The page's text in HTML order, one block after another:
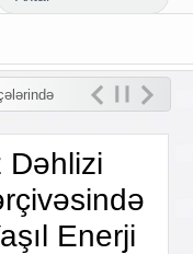
Dəhlizi
Enerji